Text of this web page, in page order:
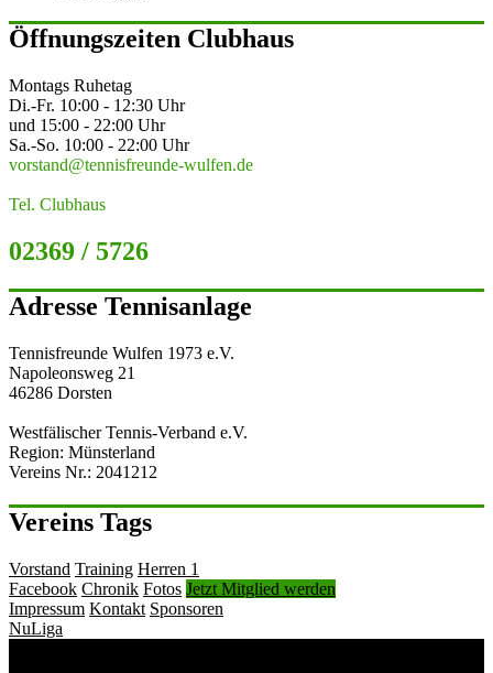
Öffnungszeiten Clubhaus
Montags Ruhetag
Di.-Fr. 10:00 - 12:30 Uhr
und 15:00 - 22:00 Uhr
Sa.-So. 10:00 - 22:00 Uhr
vorstand@tennisfreunde-wulfen.de
Tel. Clubhaus
02369 / 5726
Adresse Tennisanlage
Tennisfreunde Wulfen 1973 e.V.
Napoleonsweg 21
46286 Dorsten
Westfälischer Tennis-Verband e.V.
Region: Münsterland
Vereins Nr.: 2041212
Vereins Tags
Vorstand Training Herren 1
Facebook Chronik Fotos Jetzt Mitglied werden
Impressum Kontakt Sponsoren
NuLiga